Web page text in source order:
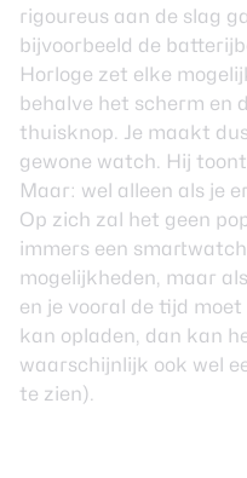
rigoureus aan de slag
bijvoorbeeld de
Horloge zet elke
behalve het scherm
thuisknop. Je maakt
gewone watch. Hij
Maar: wel alleen als je
Op zich zal het geen
immers een
mogelijkheden, maar
en je vooral de tijd
kan opladen, dan kan
waarschijnlijk ook wel
te zien).